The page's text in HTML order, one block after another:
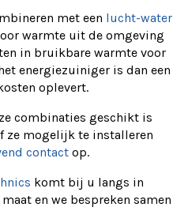
met een lucht-water
warmte uit de omgeving
in bruikbare warmte voor
energiezuiniger is dan een
oplevert.
combinaties geschikt is
ze mogelijk te installeren
contact op.
komt bij u langs in
en we bespreken samen